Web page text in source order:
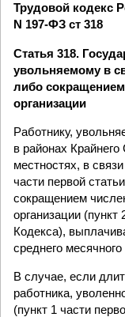
Трудовой кодекс
N 197-ФЗ ст 318
Статья 318.
увольняемому в
либо
организации
Работнику,
в районах
местностях, в
части первой
сокращением
организации (пункт
Кодекса),
среднего месячного
В случае, если
работника,
(пункт 1 части